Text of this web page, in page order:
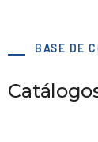
BASE DE